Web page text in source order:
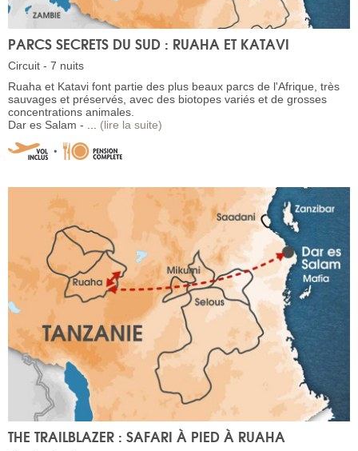
PARCS SECRETS DU SUD : RUAHA ET KATAVI
Circuit - 7 nuits
Ruaha et Katavi font partie des plus beaux parcs de l'Afrique, très
sauvages et préservés, avec des biotopes variés et de grosses
concentrations animales.
Dar es Salam - ... (lire la suite)
THE TRAILBLAZER : SAFARI À PIED À RUAHA